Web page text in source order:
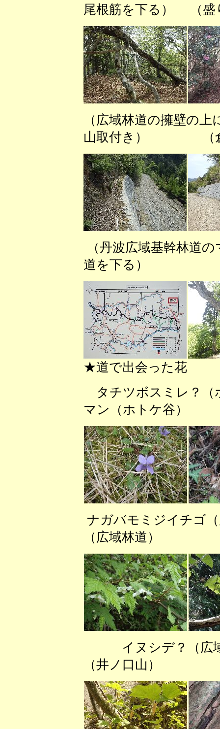
尾根筋を下る） （盛
（広域林道の擁壁の
山取付き） （倉
（丹波広域基幹林道
道を下る） （
★道で出会った花
タチツボスミレ？
マン（ホトケ谷）
ナガバモミジイチ
（広域林道） シ
イヌシデ？（
（井ノ口山） コ